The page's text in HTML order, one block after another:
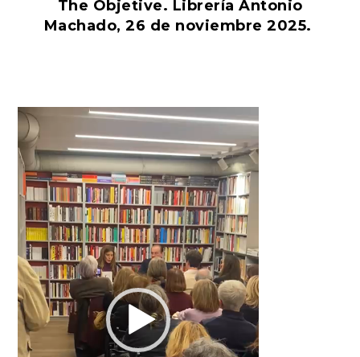
The Objetive. Librería Antonio
Machado, 26 de noviembre 2025.
Reproductor
de
vídeo